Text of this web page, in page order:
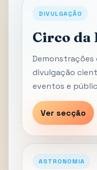
DIVULGAÇÃO
Circo da
Demonstrações
divulgação
eventos e
Ver secção
ASTRONOMIA